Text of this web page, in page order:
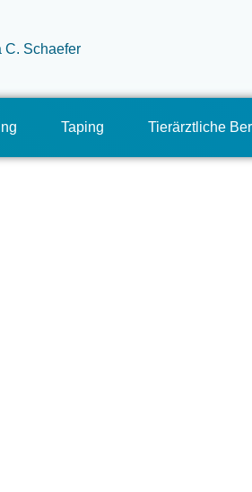
Taping Tierärztliche